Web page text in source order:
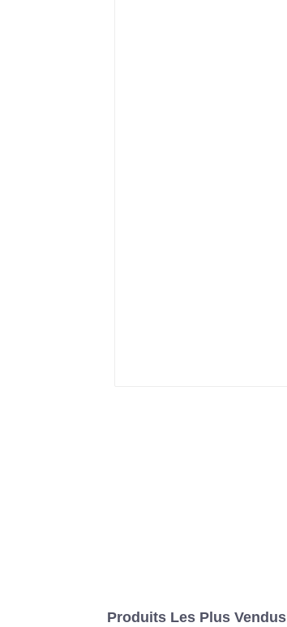
Produits Les Plus Vendus